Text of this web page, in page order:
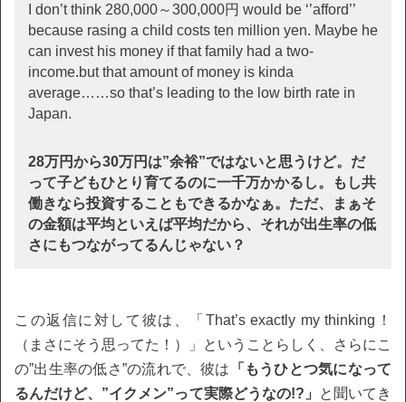
I don’t think 280,000～300,000円 would be ‘’afford’’
because rasing a child costs ten million yen. Maybe he
can invest his money if that family had a two-
income.but that amount of money is kinda
average……so that’s leading to the low birth rate in
Japan.
28万円から30万円は”余裕”ではないと思うけど。だ
って子どもひとり育てるのに一千万かかるし。もし共
働きなら投資することもできるかなぁ。ただ、まぁそ
の金額は平均といえば平均だから、それが出生率の低
さにもつながってるんじゃない？
この返信に対して彼は、「That’s exactly my thinking！
（まさにそう思ってた！）」ということらしく、さらにこ
の”出生率の低さ”の流れで、彼は
「もうひとつ気になって
るんだけど、”イクメン”って実際どうなの!?」
と聞いてき